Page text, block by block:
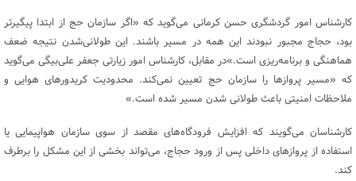
کارشناس امور گردشگری حسن کرمانی می‌گوید که «اگر سازمان حج از ابتدا پیگیرتر
بود، حجاج مجبور نبودند این همه در مسیر باشند. این طولانی‌شدن نتیجه ضعف
هماهنگی و برنامه‌ریزی است.»در مقابل، کارشناس امور زیارتی جعفر علی‌بیگی می‌گوید
که «مسیر پروازها را سازمان حج تعیین نمی‌کند. محدودیت کریدورهای هوایی و
ملاحظات امنیتی باعث طولانی شدن مسیر شده است.»
کارشناسان می‌گویند که افزایش فرودگاه‌های مقصد از سوی سازمان هواپیمایی یا
استفاده از پروازهای داخلی پس از ورود حجاج، می‌تواند بخشی از این مشکل را برطرف
کند.